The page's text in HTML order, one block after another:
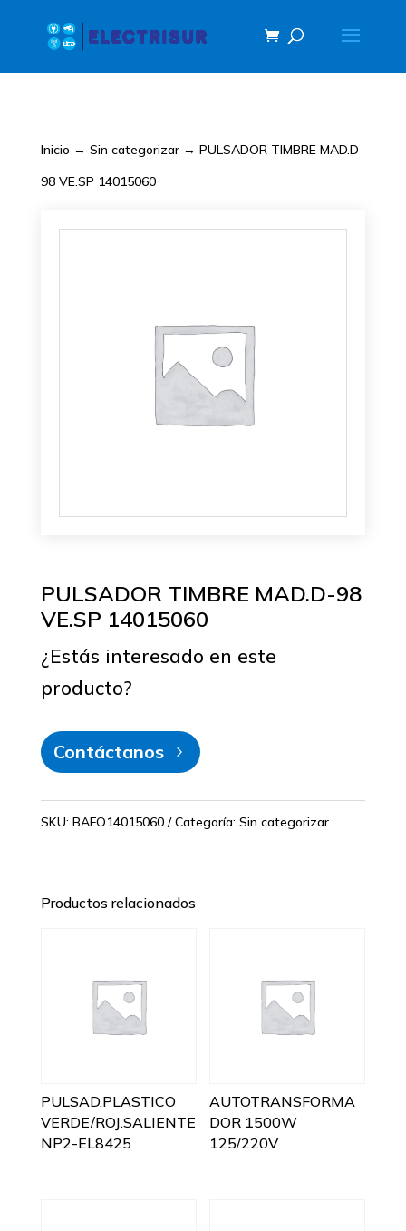
Inicio → Sin categorizar→ PULSADOR TIMBRE MAD.D-
98 VE.SP 14015060
PULSADOR TIMBRE MAD.D-98
VE.SP 14015060
¿Estás interesado en este
producto?
Contáctanos
SKU: BAFO14015060 Categoría: Sin categorizar
Productos relacionados
PULSAD.PLASTICO
VERDE/ROJ.SALIENTE
NP2-EL8425
AUTOTRANSFORMA
DOR 1500W
125/220V